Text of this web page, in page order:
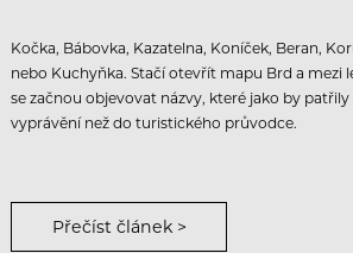
Kočka, Bábovka, Kazatelna, Koníček, Beran,
nebo Kuchyňka. Stačí otevřít mapu Brd a mezi
se začnou objevovat názvy, které jako by patřily
vyprávění než do turistického průvodce.
Přečíst článek >